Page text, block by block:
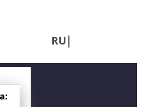
RU